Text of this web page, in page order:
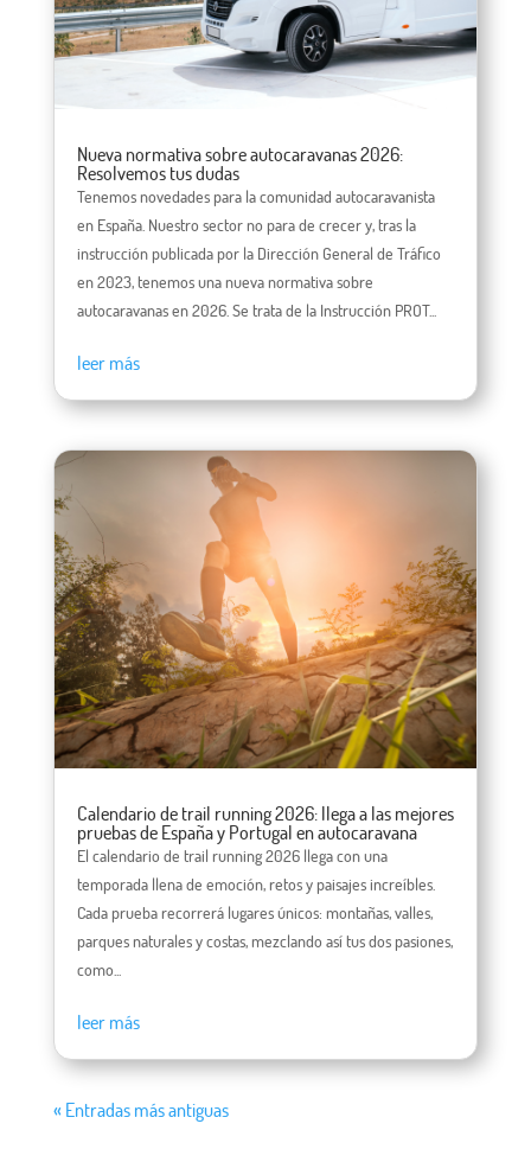
Nueva normativa sobre autocaravanas 2026:
Resolvemos tus dudas
Tenemos novedades para la comunidad autocaravanista
en España. Nuestro sector no para de crecer y, tras la
instrucción publicada por la Dirección General de Tráfico
en 2023, tenemos una nueva normativa sobre
autocaravanas en 2026. Se trata de la Instrucción PROT...
leer más
Calendario de trail running 2026: llega a las mejores
pruebas de España y Portugal en autocaravana
El calendario de trail running 2026 llega con una
temporada llena de emoción, retos y paisajes increíbles.
Cada prueba recorrerá lugares únicos: montañas, valles,
parques naturales y costas, mezclando así tus dos pasiones,
como...
leer más
« Entradas más antiguas